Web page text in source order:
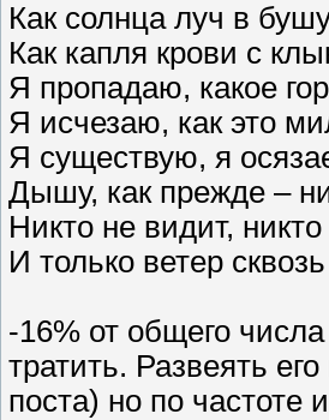
Как солнца луч в
Как капля крови с
Я пропадаю, какое
Я исчезаю, как это
Я существую, я
Дышу, как прежде –
Никто не видит, никто
И только ветер
-16% от общего
тратить. Развеять
поста) но по частоте